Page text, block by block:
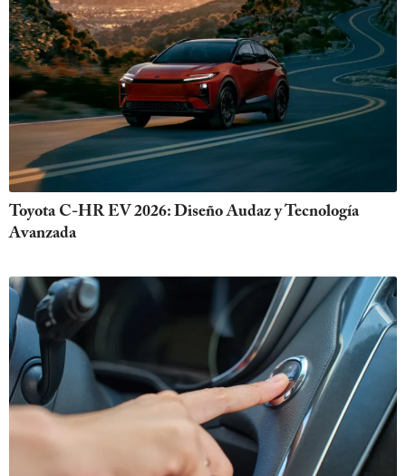
Toyota C-HR EV 2026: Diseño Audaz y Tecnología
Avanzada